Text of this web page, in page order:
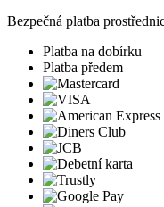
Bezpečná platba
Platba na dobírku
Platba předem